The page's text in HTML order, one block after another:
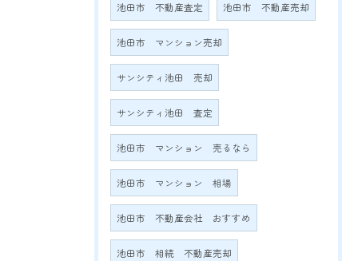
池田市 不動産査定 池田市 不動産売却
池田市 マンション売却
サンシティ池田 売却
サンシティ池田 査定
池田市 マンション 売るなら
池田市 マンション 相場
池田市 不動産会社 おすすめ
池田市 相続 不動産売却